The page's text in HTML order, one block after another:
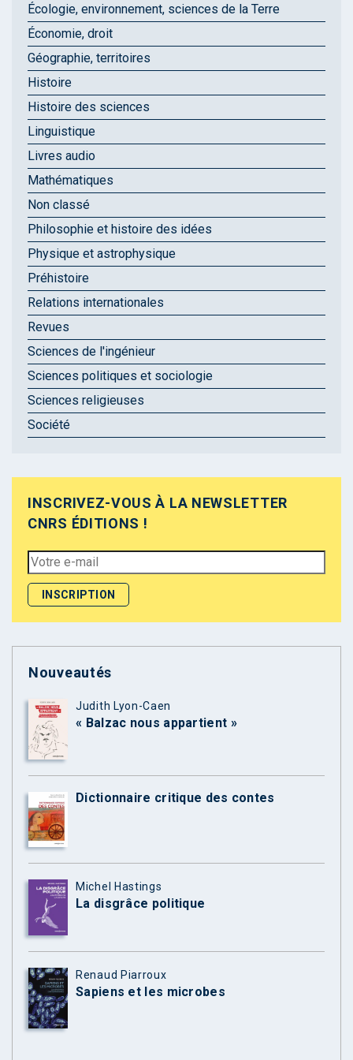
Écologie, environnement, sciences de la Terre
Économie, droit
Géographie, territoires
Histoire
Histoire des sciences
Linguistique
Livres audio
Mathématiques
Non classé
Philosophie et histoire des idées
Physique et astrophysique
Préhistoire
Relations internationales
Revues
Sciences de l'ingénieur
Sciences politiques et sociologie
Sciences religieuses
Société
INSCRIVEZ-VOUS À LA NEWSLETTER
CNRS ÉDITIONS !
Nouveautés
Judith Lyon-Caen
« Balzac nous appartient »
Dictionnaire critique des contes
Michel Hastings
La disgrâce politique
Renaud Piarroux
Sapiens et les microbes